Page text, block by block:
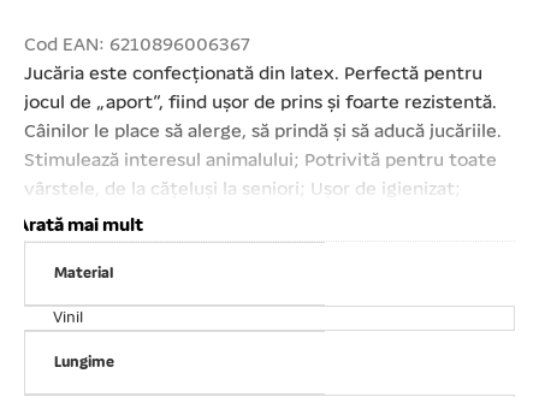
Cod EAN: 6210896006367
Jucăria este confecționată din latex. Perfectă pentru
jocul de „aport”, fiind ușor de prins și foarte rezistentă.
Câinilor le place să alerge, să prindă și să aducă jucăriile.
Stimulează interesul animalului; Potrivită pentru toate
vârstele, de la cățeluși la seniori; Ușor de igienizat;
Lungime: 38 cm. Atenție! Ca în cazul oricărui alt produs,
este important să vă supravegheați animalul de
companie în timpul jocului. Verificați produsul în mod
regulat și înlocuiți- l în cazul în care este deteriorat sau îi
lipsesc piese pentru a evita o eventuală rănire a
animalului de companie.
Arată mai mult
Material
Vinil
Lungime